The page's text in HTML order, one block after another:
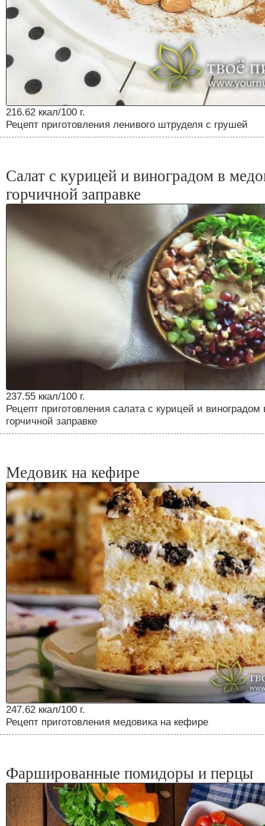
216.62 ккал/100 г.
Рецепт приготовления ленивого штруделя с грушей
Салат с курицей и виноградом в
горчичной заправке
237.55 ккал/100 г.
Рецепт приготовления салата с курицей и
горчичной заправке
Медовик на кефире
247.62 ккал/100 г.
Рецепт приготовления медовика на кефире
Фаршированные помидоры и перцы